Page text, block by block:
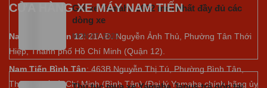
Giá xe Yamaha 2022 mới nhất đầy đủ các
dòng xe
MON 07, 2022
CỬA HÀNG XE MÁY NAM TIẾN
Nam Tiến Quận 12: 21A Đ. Nguyễn Ảnh Thủ, Phường Tân Thới
Hiệp, Thành phố Hồ Chí Minh (Quận 12).
Nam Tiến Bình Tân: 463B Nguyễn Thị Tú, Phường Bình Tân,
Thành phố Hồ Chí Minh (Bình Tân) (Đại lý Yamaha chính hãng ủy